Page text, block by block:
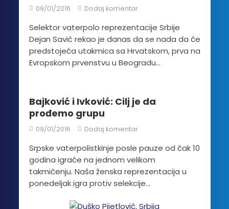
09/01/2016 Dodaj komentar
Selektor vaterpolo reprezentacije Srbije
Dejan Savić rekao je danas da se nada da će
predstojeća utakmica sa Hrvatskom, prva na
Evropskom prvenstvu u Beogradu...
Bajković i Ivković: Cilj je da
prođemo grupu
09/01/2016 Dodaj komentar
Srpske vaterpolistkinje posle pauze od čak 10
godina igraće na jednom velikom
takmičenju. Naša ženska reprezentacija u
ponedeljak igra protiv selekcije...